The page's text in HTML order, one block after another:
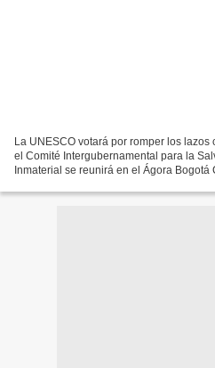
La UNESCO votará por romper los lazos
el Comité Intergubernamental para la
Inmaterial se reunirá en el Ágora Bogotá